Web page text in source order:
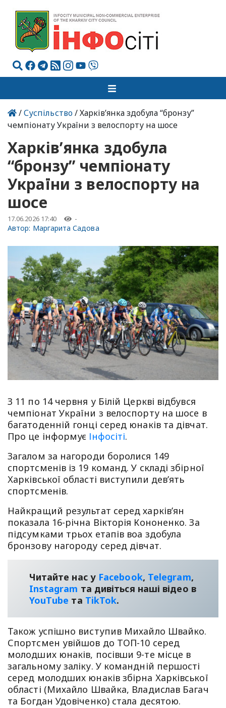
/Суспільство/ Харків’янка здобула “бронзу”
чемпіонату України з велоспорту на шосе
Харків’янка здобула
“бронзу” чемпіонату
України з велоспорту на
шосе
17.06.2026 17:40 -
Автор: Маргарита Садова
З 11 по 14 червня у Білій Церкві відбувся
чемпіонат України з велоспорту на шосе в
багатоденній гонці серед юнаків та дівчат.
Про це інформує Інфосіті.
Загалом за нагороди боролися 149
спортсменів із 19 команд. У складі збірної
Харківської області виступили дев’ять
спортсменів.
Найкращий результат серед харків’ян
показала 16-річна Вікторія Кононенко. За
підсумками трьох етапів воа здобула
бронзову нагороду серед дівчат.
Читайте нас у Facebook, Telegram,
Instagram та дивіться наші відео в
YouТube та TikTok.
Також успішно виступив Михайло Швайко.
Спортсмен увійшов до ТОП-10 серед
молодших юнаків, посівши 9-те місце в
загальному заліку. У командній першості
серед молодших юнаків збірна Харківської
області (Михайло Швайка, Владислав Багач
та Богдан Удовіченко) стала десятою.